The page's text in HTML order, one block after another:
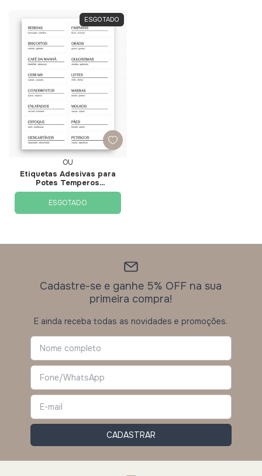
ESGOTADO
OU
Etiquetas Adesivas para
Potes Temperos
Mantimentos 56 pçs
Branco EA100 - Ou
ESGOTADO
Cadastre-se e ganhe 5% OFF na sua
primeira compra!
E ainda receba todas as novidades e promoções.